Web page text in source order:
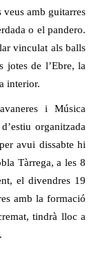
veus amb guitarres
o el pandero.
vinculat als balls
jotes de l’Ebre, la
interior.
i Música
organitzada
avui dissabte hi
Tàrrega, a les 8
el divendres 19
amb la formació
tindrà lloc a